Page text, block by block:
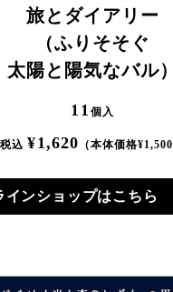
旅とダイアリー
（ふりそそぐ
太陽と陽気なバル）
11 個入
税込 ¥1,620 （本体価格¥1,500
インショップはこちら